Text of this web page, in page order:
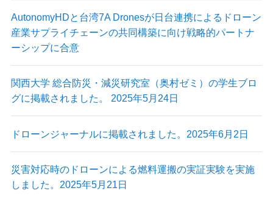
最新情報
導入実績
出展情報
実証実験
掲載記事
Blog
AutonomyHDと台湾7A Dronesが日台連携によるドローン
産業サプライチェーンの共同構築に向け戦略的パートナ
ーシップに合意
関西大学 総合防災・減災研究室（奥村ゼミ）の学生ブロ
グに掲載されました。 2025年5月24日
ドローンジャーナルに掲載されました。2025年6月2日
災害対応時のドローンによる燃料運搬の実証実験を実施
しました。2025年5月21日